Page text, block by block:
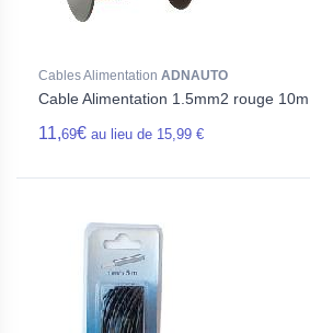
Cables Alimentation ADNAUTO
Cable Alimentation 1.5mm2 rouge 10m
11,69€ au lieu de 15,99 €